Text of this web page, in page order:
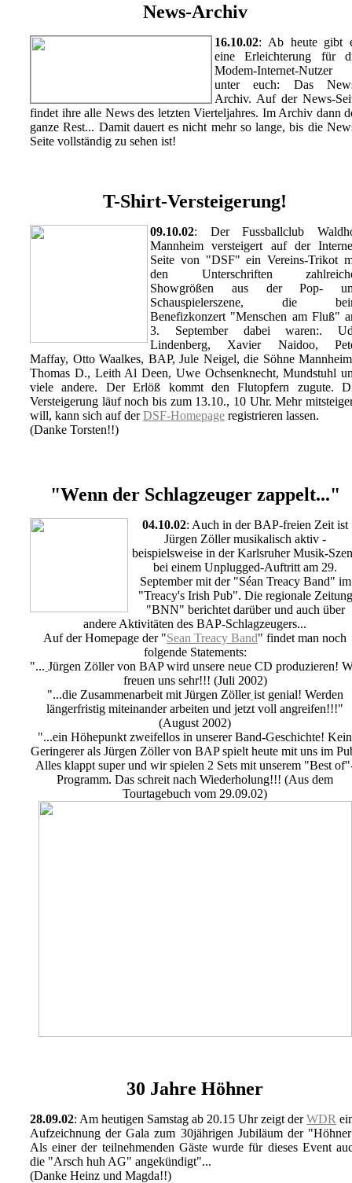
News-Archiv
16.10.02: Ab heute gibt
eine Erleichterung für
Modem-Internet-Nutzer
unter euch: Das
Archiv. Auf der News-
findet ihre alle News des letzten Vierteljahres. Im Archiv dann
ganze Rest... Damit dauert es nicht mehr so lange, bis die
Seite vollständig zu sehen ist!
T-Shirt-Versteigerung!
09.10.02: Der Fussballclub
Mannheim versteigert auf der
Seite von "DSF" ein Vereins-Trikot
den Unterschriften
Showgrößen aus der Pop-
Schauspielerszene, die
Benefizkonzert "Menschen am Fluß"
3. September dabei waren:.
Lindenberg, Xavier Naidoo,
Maffay, Otto Waalkes, BAP, Jule Neigel, die Söhne
Thomas D., Leith Al Deen, Uwe Ochsenknecht, Mundstuhl
viele andere. Der Erlöß kommt den Flutopfern zugute.
Versteigerung läuf noch bis zum 13.10., 10 Uhr. Mehr
will, kann sich auf derDSF-Homepage registrieren lassen.
(Danke Torsten!!)
"Wenn der Schlagzeuger zappelt..."
04.10.02: Auch in der BAP-freien Zeit ist
Jürgen Zöller musikalisch aktiv -
beispielsweise in der Karlsruher Musik-
bei einem Unplugged-Auftritt am 29.
September mit der "Séan Treacy Band" im
"Treacy's Irish Pub". Die regionale Zeitung
"BNN" berichtet darüber und auch über
andere Aktivitäten des BAP-Schlagzeugers...
Auf der Homepage der "Sean Treacy Band" findet man noch
folgende Statements:
"... Jürgen Zöller von BAP wird unsere neue CD produzieren!
freuen uns sehr!!! (Juli 2002)
"...die Zusammenarbeit mit Jürgen Zöller ist genial! Werden
längerfristig miteinander arbeiten und jetzt voll angreifen!!!"
(August 2002)
"...ein Höhepunkt zweifellos in unserer Band-Geschichte! Kein
Geringerer als Jürgen Zöller von BAP spielt heute mit uns im
Alles klappt super und wir spielen 2 Sets mit unserem "Best
Programm. Das schreit nach Wiederholung!!! (Aus dem
Tourtagebuch vom 29.09.02)
30 Jahre Höhner
28.09.02: Am heutigen Samstag ab 20.15 Uhr zeigt derWDR
Aufzeichnung der Gala zum 30jährigen Jubiläum der
Als einer der teilnehmenden Gäste wurde für dieses Event
die "Arsch huh AG" angekündigt"...
(Danke Heinz und Magda!!)